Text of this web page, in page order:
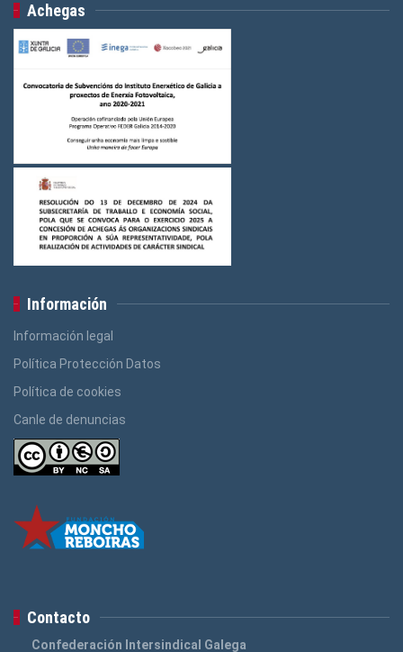
Achegas
Información
Información legal
Política Protección Datos
Política de cookies
Canle de denuncias
Contacto
Confederación Intersindical Galega